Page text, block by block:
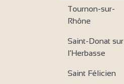
Tournon-sur-
Rhône
Saint-Donat sur
l’Herbasse
Saint Félicien